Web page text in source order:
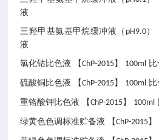
液
三羟甲基氨基甲烷缓冲液（ pH9.0）
液
氯化钴比色液 【ChP-2015】 100ml
硫酸铜比色液 【ChP-2015】 100ml
重铬酸钾比色液 【ChP-2015】 100ml
绿黄色色调标准贮备液 【ChP-2015】